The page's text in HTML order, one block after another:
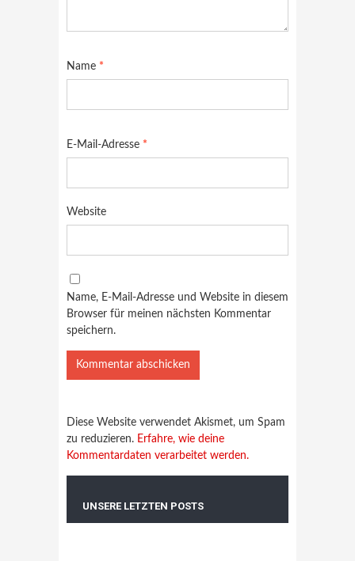
Name *
E-Mail-Adresse *
Website
Name, E-Mail-Adresse und Website in diesem
Browser für meinen nächsten Kommentar
speichern.
Diese Website verwendet Akismet, um Spam
zu reduzieren. Erfahre, wie deine
Kommentardaten verarbeitet werden.
UNSERE LETZTEN POSTS